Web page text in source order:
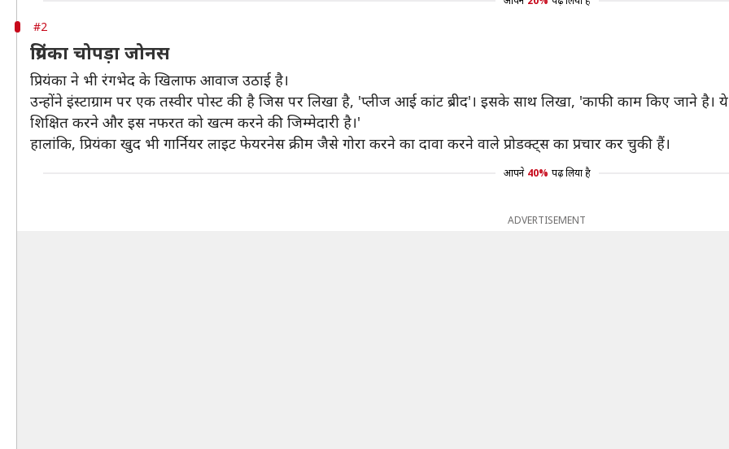
#2
प्रियंका चोपड़ा जोनस
प्रियंका ने भी रंगभेद के खिलाफ आवाज उठाई है।
उन्होंने इंस्टाग्राम पर एक तस्वीर पोस्ट की है जिस पर लिखा है, 'प्लीज आई कांट ब्रीद'। इसके साथ लिखा, 'काफी काम किए जाने है।
शिक्षित करने और इस नफरत को खत्म करने की जिम्मेदारी है।'
हालांकि, प्रियंका खुद भी गार्नियर लाइट फेयरनेस क्रीम जैसे गोरा करने का दावा करने वाले प्रोडक्ट्स का प्रचार कर चुकी हैं।
आपने 40% पढ़ लिया है
ADVERTISEMENT